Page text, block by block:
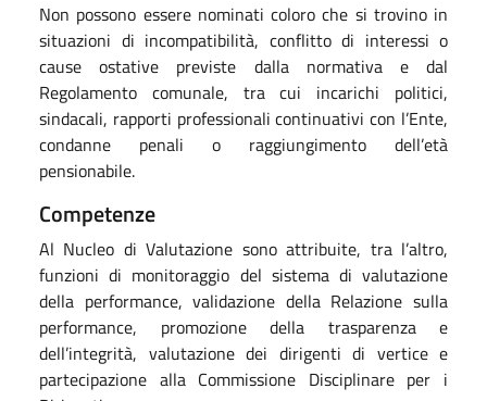
Non possono essere nominati coloro che si trovino in
situazioni di incompatibilità, conflitto di interessi o
cause ostative previste dalla normativa e dal
Regolamento comunale, tra cui incarichi politici,
sindacali, rapporti professionali continuativi con l’Ente,
condanne penali o raggiungimento dell’età
pensionabile.
Competenze
Al Nucleo di Valutazione sono attribuite, tra l’altro,
funzioni di monitoraggio del sistema di valutazione
della performance, validazione della Relazione sulla
performance, promozione della trasparenza e
dell’integrità, valutazione dei dirigenti di vertice e
partecipazione alla Commissione Disciplinare per i